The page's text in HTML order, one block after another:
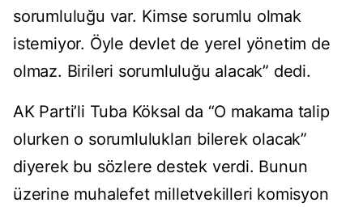
sorumluluğu var. Kimse sorumlu olmak
istemiyor. Öyle devlet de yerel yönetim de
olmaz. Birileri sorumluluğu alacak” dedi.
AK Parti’li Tuba Köksal da “O makama talip
olurken o sorumlulukları bilerek olacak”
diyerek bu sözlere destek verdi. Bunun
üzerine muhalefet milletvekilleri komisyon